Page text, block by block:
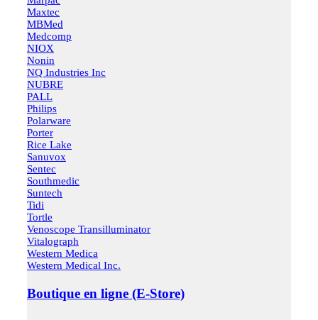
Maxtec
MBMed
Medcomp
NIOX
Nonin
NQ Industries Inc
NUBRE
PALL
Philips
Polarware
Porter
Rice Lake
Sanuvox
Sentec
Southmedic
Suntech
Tidi
Tortle
Venoscope Transilluminator
Vitalograph
Western Medica
Western Medical Inc.
Boutique en ligne (E-Store)